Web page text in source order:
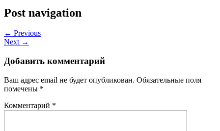
Post navigation
← Previous
Next →
Добавить комментарий
Ваш адрес email не будет опубликован. Обязательные поля
помечены *
Комментарий *